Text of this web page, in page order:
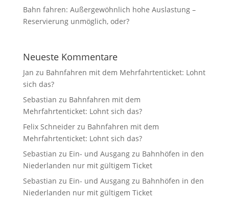
Bahn fahren: Außergewöhnlich hohe Auslastung –
Reservierung unmöglich, oder?
Neueste Kommentare
Jan zu Bahnfahren mit dem Mehrfahrtenticket: Lohnt
sich das?
Sebastian zu Bahnfahren mit dem
Mehrfahrtenticket: Lohnt sich das?
Felix Schneiderzu Bahnfahren mit dem
Mehrfahrtenticket: Lohnt sich das?
Sebastian zu Ein- und Ausgang zu Bahnhöfen in den
Niederlanden nur mit gültigem Ticket
Sebastian zu Ein- und Ausgang zu Bahnhöfen in den
Niederlanden nur mit gültigem Ticket